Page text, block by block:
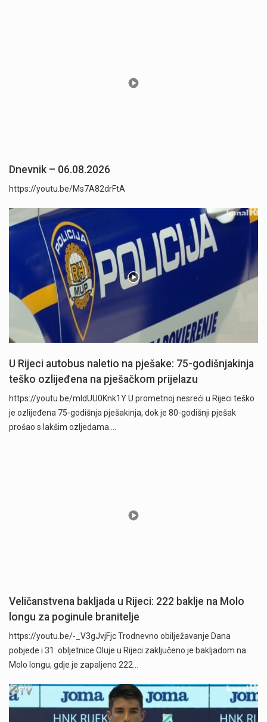
Dnevnik – 06.08.2026
https://youtu.be/Ms7A82drFtA
U Rijeci autobus naletio na pješake: 75-godišnjakinja
teško ozlijeđena na pješačkom prijelazu
https://youtu.be/mldUU0Knk1Y U prometnoj nesreći u Rijeci teško
je ozlijeđena 75-godišnja pješakinja, dok je 80-godišnji pješak
prošao s lakšim ozljedama.…
Veličanstvena bakljada u Rijeci: 222 baklje na Molo
longu za poginule branitelje
https://youtu.be/-_V3gJvjFjc Trodnevno obilježavanje Dana
pobjede i 31. obljetnice Oluje u Rijeci zaključeno je bakljadom na
Molo longu, gdje je zapaljeno 222…